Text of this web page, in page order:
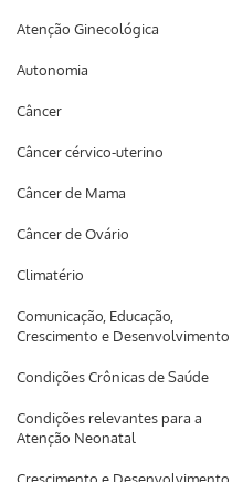
Atenção Ginecológica
Autonomia
Câncer
Câncer cérvico-uterino
Câncer de Mama
Câncer de Ovário
Climatério
Comunicação, Educação,
Crescimento e Desenvolvimento
Condições Crônicas de Saúde
Condições relevantes para a
Atenção Neonatal